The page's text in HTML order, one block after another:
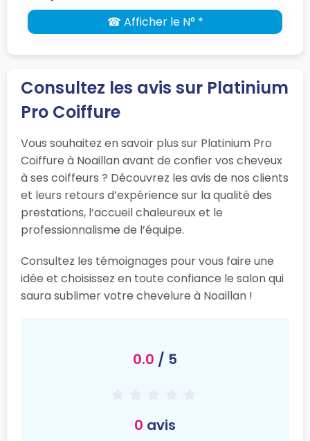
☎ Afficher le N° *
Consultez les avis sur Platinium
Pro Coiffure
Vous souhaitez en savoir plus sur Platinium Pro
Coiffure à Noaillan avant de confier vos cheveux
à ses coiffeurs ? Découvrez les avis de nos clients
et leurs retours d’expérience sur la qualité des
prestations, l’accueil chaleureux et le
professionnalisme de l’équipe.
Consultez les témoignages pour vous faire une
idée et choisissez en toute confiance le salon qui
saura sublimer votre chevelure à Noaillan !
0.0 / 5
0 avis